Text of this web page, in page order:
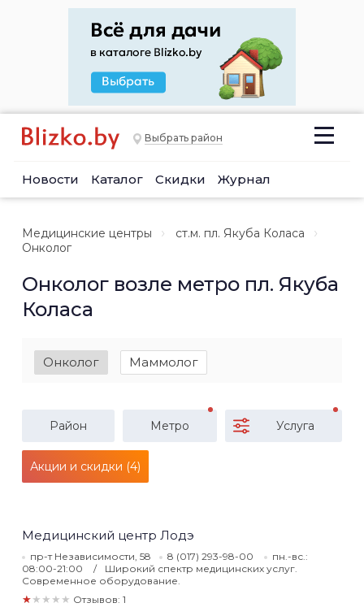
Выбрать район
Новости Каталог Скидки Журнал
Медицинские центры
ст.м. пл. Якуба Коласа
Онколог
Онколог возле метро пл. Якуба
Коласа
Онколог Маммолог
Район Метро Услуга
Акции и скидки (4)
Медицинский центр Лодэ
пр-т Независимости, 58 8 (017) 293-98-00
пн.-вс.:
08:00-21:00
Широкий спектр медицинских услуг.
Современное оборудование.
★★★★★ Отзывов: 1